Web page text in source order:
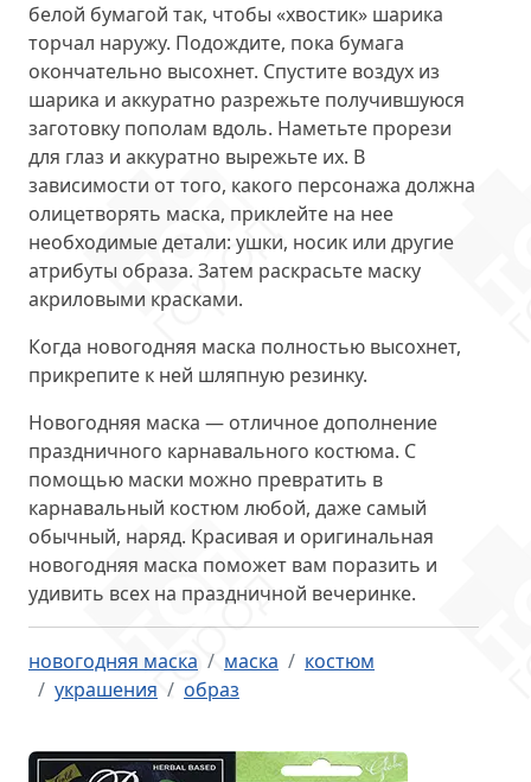
белой бумагой так, чтобы «хвостик» шарика
торчал наружу. Подождите, пока бумага
окончательно высохнет. Спустите воздух из
шарика и аккуратно разрежьте получившуюся
заготовку пополам вдоль. Наметьте прорези
для глаз и аккуратно вырежьте их. В
зависимости от того, какого персонажа должна
олицетворять маска, приклейте на нее
необходимые детали: ушки, носик или другие
атрибуты образа. Затем раскрасьте маску
акриловыми красками.
Когда новогодняя маска полностью высохнет,
прикрепите к ней шляпную резинку.
Новогодняя маска — отличное дополнение
праздничного карнавального костюма. С
помощью маски можно превратить в
карнавальный костюм любой, даже самый
обычный, наряд. Красивая и оригинальная
новогодняя маска поможет вам поразить и
удивить всех на праздничной вечеринке.
новогодняя маска маска
костюм
украшения
образ